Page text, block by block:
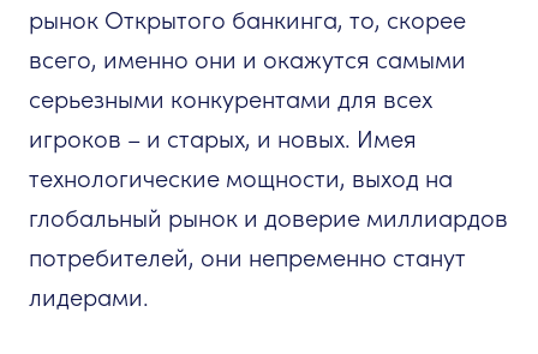
рынок Открытого банкинга, то, скорее
всего, именно они и окажутся самыми
серьезными конкурентами для всех
игроков – и старых, и новых. Имея
технологические мощности, выход на
глобальный рынок и доверие миллиардов
потребителей, они непременно станут
лидерами.